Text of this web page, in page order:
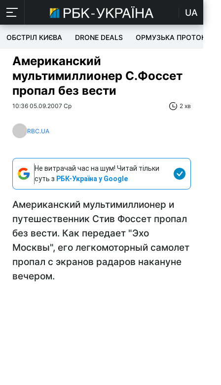
UA
ОБСТРІЛ КИЄВА DRONE DEALS ОРМУЗЬКА ПРОТОКА
Американский
мультимиллионер С.Фоссет
пропал без вести
10:36 05.09.2007 Ср 2 хв
RBC.UA
Не витрачай час на шум! Читай тільки
суть з РБК-Україна у Google
Американский мультимиллионер и
путешественник Стив Фоссет пропал
без вести. Как передает "Эхо
Москвы", его легкомоторный самолет
пропал с экранов радаров накануне
вечером.